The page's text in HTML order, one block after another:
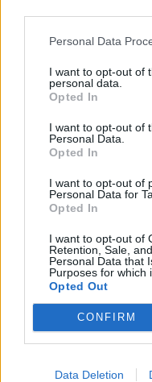
Personal Data
I want to opt-out of
personal data.
Opted In
I want to opt-out of
Personal Data.
Opted In
I want to opt-out of
Personal Data for
Opted In
I want to opt-out of
Retention, Sale,
Personal Data that
Purposes for which
Opted Out
CONFIRM
Data Deletion
Джонсън
по-
30.07.2020 / 12:45